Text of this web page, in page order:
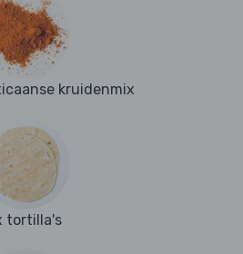
kruidenmix
tortilla's